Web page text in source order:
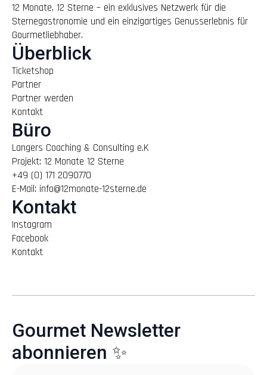
12 Monate, 12 Sterne – ein exklusives Netzwerk für die
Sternegastronomie und ein einzigartiges Genusserlebnis für
Gourmetliebhaber.
Überblick
Ticketshop
Partner
Partner werden
Kontakt
Büro
Langers Coaching & Consulting e.K
Projekt: 12 Monate 12 Sterne
+49 (0) 171 2090770
E-Mail: info@12monate-12sterne.de
Kontakt
Instagram
Facebook
Kontakt
Gourmet Newsletter
abonnieren ✨